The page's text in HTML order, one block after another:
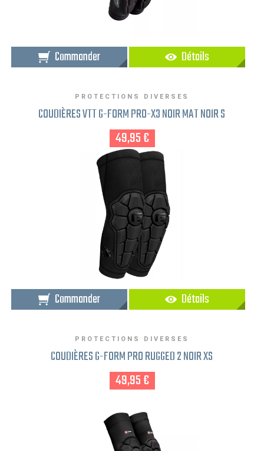
Commander Détails
PROTECTIONS DIVERSES
COUDIÈRES VTT G-FORM PRO-X3 NOIR MAT NOIR S
49,95 €
Commander Détails
PROTECTIONS DIVERSES
COUDIÈRES G-FORM PRO RUGGED 2 NOIR XS
49,95 €